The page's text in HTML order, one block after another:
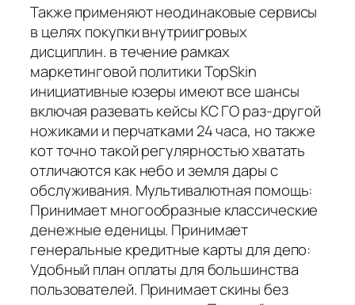
Также применяют неодинаковые сервисы
в целях покупки внутриигровых
дисциплин. в течение рамках
маркетинговой политики TopSkin
инициативные юзеры имеют все шансы
включая разевать кейсы КС ГО раз-другой
ножиками и перчатками 24 часа, но также
кот точно такой регулярностью хватать
отличаются как небо и земля дары с
обслуживания. Мультивалютная помощь:
Принимает многообразные классические
денежные еденицы. Принимает
генеральные кредитные карты для депо:
Удобный план оплаты для большинства
пользователей. Принимает скины без